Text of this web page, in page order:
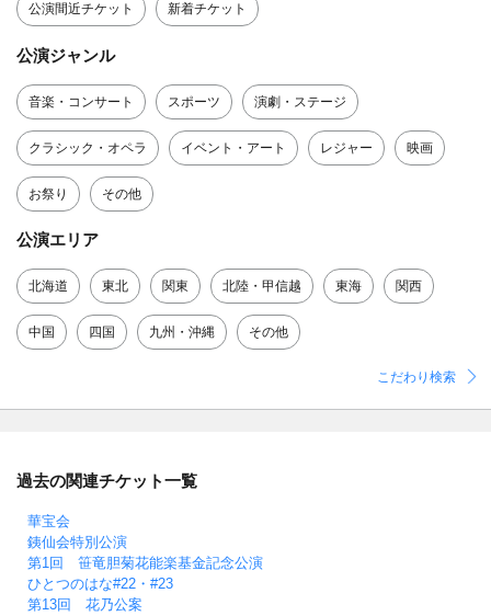
公演間近チケット 新着チケット
公演ジャンル
音楽・コンサート スポーツ 演劇・ステージ
クラシック・オペラ イベント・アート レジャー 映画
お祭り その他
公演エリア
北海道 東北 関東 北陸・甲信越 東海 関西
中国 四国 九州・沖縄 その他
こだわり検索
過去の関連チケット一覧
華宝会
銕仙会特別公演
第1回 笹竜胆菊花能楽基金記念公演
ひとつのはな#22・#23
第13回 花乃公案